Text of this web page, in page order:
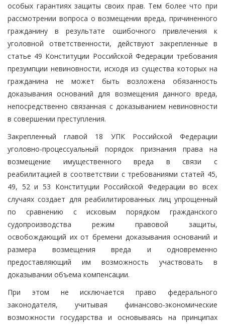
особых гарантиях защиты своих прав. Тем более что при
рассмотрении вопроса о возмещении вреда, причиненного
гражданину в результате ошибочного привлечения к
уголовной ответственности, действуют закрепленные в
статье 49 Конституции Российской Федерации требования
презумпции невиновности, исходя из существа которых на
гражданина не может быть возложена обязанность
доказывания оснований для возмещения данного вреда,
непосредственно связанная с доказыванием невиновности
в совершении преступления.
Закрепленный главой 18 УПК Российской Федерации
уголовно-процессуальный порядок признания права на
возмещение имущественного вреда в связи с
реабилитацией в соответствии с требованиями статей 45,
49, 52 и 53 Конституции Российской Федерации во всех
случаях создает для реабилитированных лиц упрощенный
по сравнению с исковым порядком гражданского
судопроизводства режим правовой защиты,
освобождающий их от бремени доказывания оснований и
размера возмещения вреда и одновременно
предоставляющий им возможность участвовать в
доказывании объема компенсации.
При этом не исключается право федерального
законодателя, учитывая финансово-экономические
возможности государства и основываясь на принципах